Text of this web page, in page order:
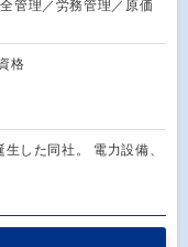
管理／労務管理／原価
格
した同社。 電力設備、